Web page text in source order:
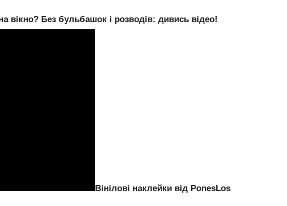
вікно? Без бульбашок і розводів: дивись відео!
Вінілові наклейки від PonesLos